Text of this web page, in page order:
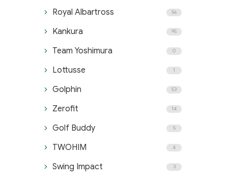
Royal Albartross 56
Kankura 95
Team Yoshimura 0
Lottusse 1
Golphin 53
Zerofit 14
Golf Buddy 5
TWOHIM 4
Swing Impact 3